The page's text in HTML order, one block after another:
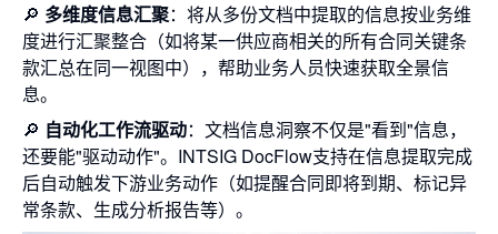
🔎 多维度信息汇聚：将从多份文档中提取的信息按业务维
度进行汇聚整合（如将某一供应商相关的所有合同关键条
款汇总在同一视图中），帮助业务人员快速获取全景信
息。
🔎 自动化工作流驱动：文档信息洞察不仅是"看到"信息，
还要能"驱动动作"。INTSIG DocFlow支持在信息提取完成
后自动触发下游业务动作（如提醒合同即将到期、标记异
常条款、生成分析报告等）。